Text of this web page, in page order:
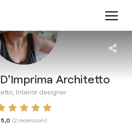
Architetto
Interior designer
5,0 (2 recensioni)